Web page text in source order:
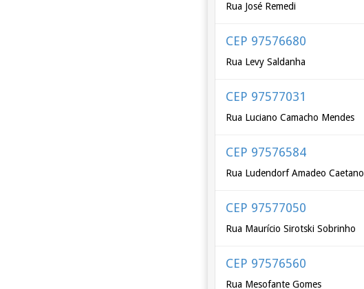
Rua José Remedi
CEP 97576680
Rua Levy Saldanha
CEP 97577031
Rua Luciano Camacho Mendes
CEP 97576584
Rua Ludendorf Amadeo Caetano
CEP 97577050
Rua Maurício Sirotski Sobrinho
CEP 97576560
Rua Mesofante Gomes